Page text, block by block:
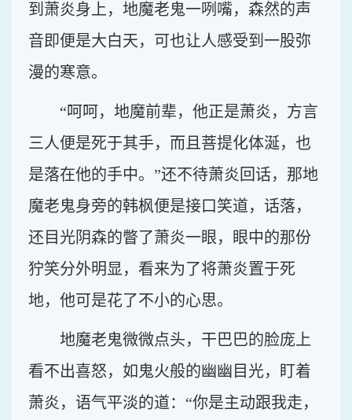
到萧炎身上，地魔老鬼一咧嘴，森然的声
音即便是大白天，可也让人感受到一股弥
漫的寒意。
“呵呵，地魔前辈，他正是萧炎，方言
三人便是死于其手，而且菩提化体涎，也
是落在他的手中。”还不待萧炎回话，那地
魔老鬼身旁的韩枫便是接口笑道，话落，
还目光阴森的瞥了萧炎一眼，眼中的那份
狞笑分外明显，看来为了将萧炎置于死
地，他可是花了不小的心思。
地魔老鬼微微点头，干巴巴的脸庞上
看不出喜怒，如鬼火般的幽幽目光，盯着
萧炎，语气平淡的道：“你是主动跟我走，